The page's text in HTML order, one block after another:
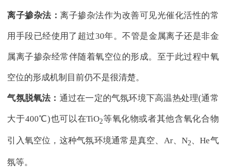
离子掺杂法：离子掺杂法作为改善可见光催化活性的常
用手段已经使用了超过30年。不管是金属离子还是非金
属离子掺杂经常伴随着氧空位的形成。至于此过程中氧
空位的形成机制目前仍不是很清楚。
气氛脱氧法： 通过在一定的气氛环境下高温热处理(通常
大于400℃)也可以在TiO2等氧化物或者其他含氧化合物
引入氧空位，这种气氛环境通常是真空、Ar、N2、He气
氛等。